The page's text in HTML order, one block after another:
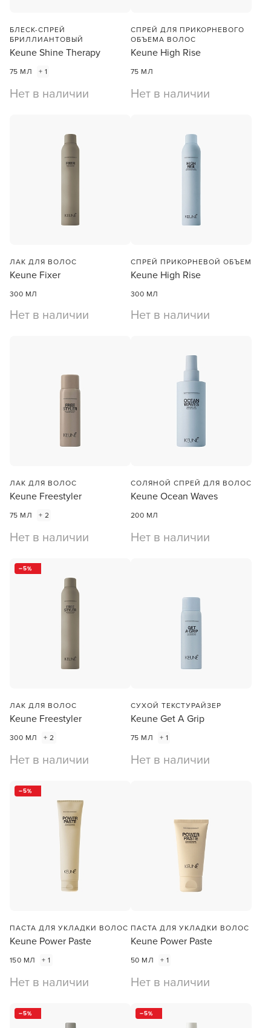
БЛЕСК-СПРЕЙ
БРИЛЛИАНТОВЫЙ
Keune Shine Therapy
75 МЛ + 1
Нет в наличии
СПРЕЙ ДЛЯ ПРИКОРНЕВОГО
ОБЪЕМА ВОЛОС
Keune High Rise
75 МЛ
Нет в наличии
ЛАК ДЛЯ ВОЛОС
Keune Fixer
300 МЛ
Нет в наличии
СПРЕЙ ПРИКОРНЕВОЙ ОБЪЕМ
Keune High Rise
300 МЛ
Нет в наличии
ЛАК ДЛЯ ВОЛОС
Keune Freestyler
75 МЛ + 2
Нет в наличии
СОЛЯНОЙ СПРЕЙ ДЛЯ ВОЛОС
Keune Ocean Waves
200 МЛ
Нет в наличии
5
ЛАК ДЛЯ ВОЛОС
Keune Freestyler
300 МЛ + 2
Нет в наличии
СУХОЙ ТЕКСТУРАЙЗЕР
Keune Get A Grip
75 МЛ + 1
Нет в наличии
5
ПАСТА ДЛЯ УКЛАДКИ ВОЛОС
Keune Power Paste
150 МЛ + 1
Нет в наличии
ПАСТА ДЛЯ УКЛАДКИ ВОЛОС
Keune Power Paste
50 МЛ + 1
Нет в наличии
5 5
Заяц–робот
В новом приложении RedHare Market для Android
смотреть товары и оформлять заказы — удобнее и
намного быстрее!